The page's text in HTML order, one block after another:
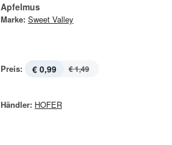
Apfelmus
Marke: Sweet Valley
Preis: € 0,99 € 1,49
Händler: HOFER